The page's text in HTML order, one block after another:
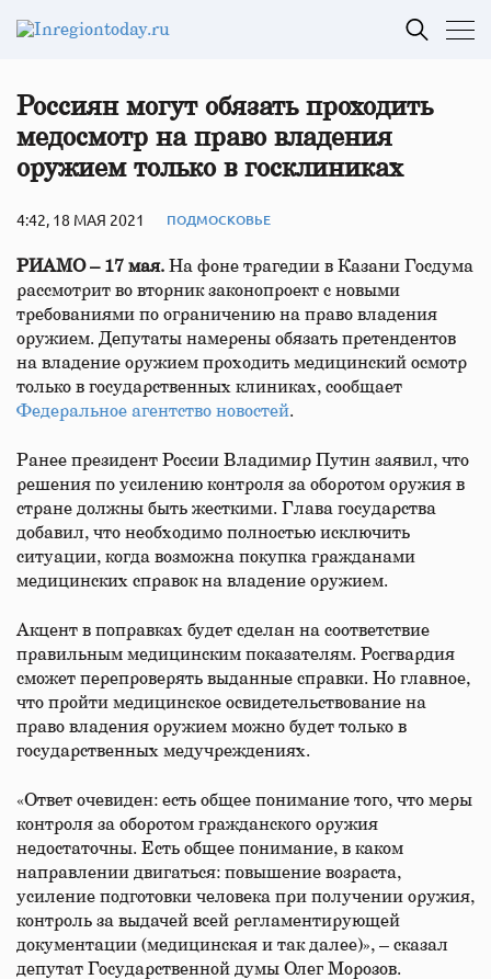
Россиян могут обязать проходить
медосмотр на право владения
оружием только в госклиниках
4:42, 18 МАЯ 2021 ПОДМОСКОВЬЕ
РИАМО – 17 мая. На фоне трагедии в Казани Госдума
рассмотрит во вторник законопроект с новыми
требованиями по ограничению на право владения
оружием. Депутаты намерены обязать претендентов
на владение оружием проходить медицинский осмотр
только в государственных клиниках, сообщает
Федеральное агентство новостей.
Ранее президент России Владимир Путин заявил, что
решения по усилению контроля за оборотом оружия в
стране должны быть жесткими. Глава государства
добавил, что необходимо полностью исключить
ситуации, когда возможна покупка гражданами
медицинских справок на владение оружием.
Акцент в поправках будет сделан на соответствие
правильным медицинским показателям. Росгвардия
сможет перепроверять выданные справки. Но главное,
что пройти медицинское освидетельствование на
право владения оружием можно будет только в
государственных медучреждениях.
«Ответ очевиден: есть общее понимание того, что меры
контроля за оборотом гражданского оружия
недостаточны. Есть общее понимание, в каком
направлении двигаться: повышение возраста,
усиление подготовки человека при получении оружия,
контроль за выдачей всей регламентирующей
документации (медицинская и так далее)», – сказал
депутат Государственной думы Олег Морозов.